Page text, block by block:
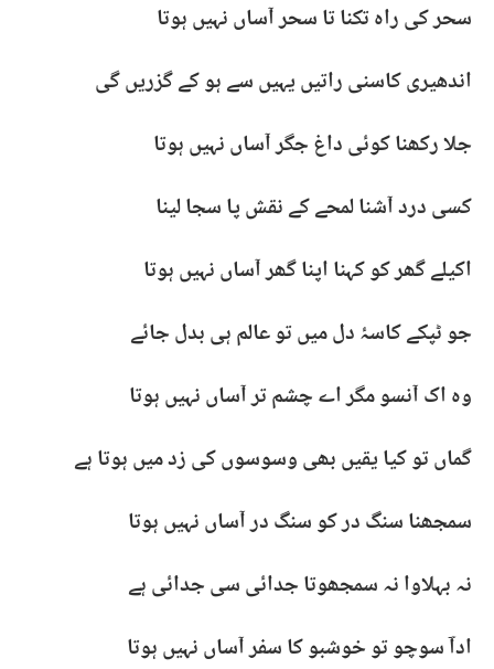
سحر کی راہ تکنا تا سحر آساں نہیں ہوتا
اندھیری کاسنی راتیں یہیں سے ہو کے گزریں گی
جلا رکھنا کوئی داغ جگر آساں نہیں ہوتا
کسی درد آشنا لمحے کے نقش پا سجا لینا
اکیلے گھر کو کہنا اپنا گھر آساں نہیں ہوتا
جو ٹپکے کاسۂ دل میں تو عالم ہی بدل جائے
وہ اک آنسو مگر اے چشم تر آساں نہیں ہوتا
گماں تو کیا یقیں بھی وسوسوں کی زد میں ہوتا ہے
سمجھنا سنگ در کو سنگ در آساں نہیں ہوتا
نہ بہلاوا نہ سمجھوتا جدائی سی جدائی ہے
اداؔ سوچو تو خوشبو کا سفر آساں نہیں ہوتا